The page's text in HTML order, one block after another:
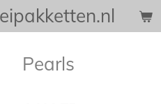
Pearls